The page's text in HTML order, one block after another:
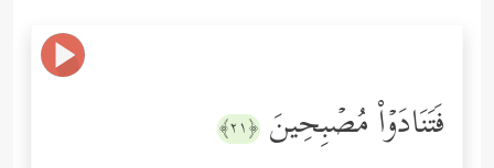
فَتَنَادَوۡاْ مُصۡبِحِینَ ﴿٢١﴾